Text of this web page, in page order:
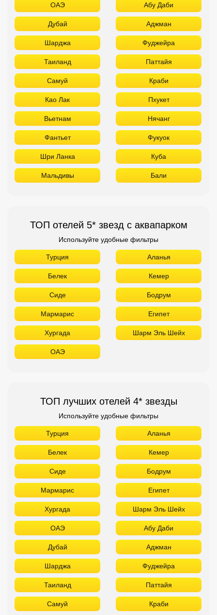
ОАЭ Абу Даби
Дубай Аджман
Шарджа Фуджейра
Таиланд Паттайя
Самуй Краби
Као Лак Пхукет
Вьетнам Нячанг
Фантьет Фукуок
Шри Ланка Куба
Мальдивы Бали
ТОП отелей 5* звезд с аквапарком
Используйте удобные фильтры
Турция Аланья
Белек Кемер
Сиде Бодрум
Мармарис Египет
Хургада Шарм Эль Шейх
ОАЭ
ТОП лучших отелей 4* звезды
Используйте удобные фильтры
Турция Аланья
Белек Кемер
Сиде Бодрум
Мармарис Египет
Хургада Шарм Эль Шейх
ОАЭ Абу Даби
Дубай Аджман
Шарджа Фуджейра
Таиланд Паттайя
Самуй Краби